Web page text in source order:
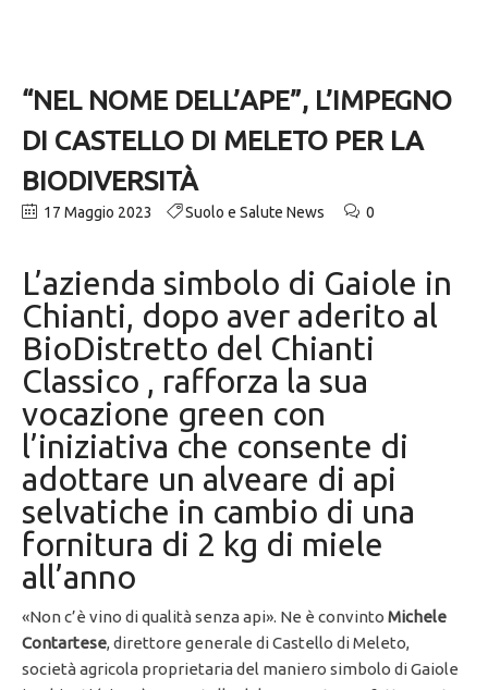
“NEL NOME DELL’APE”, L’IMPEGNO
DI CASTELLO DI MELETO PER LA
BIODIVERSITÀ
17 Maggio 2023 Suolo e Salute News 0
L’azienda simbolo di Gaiole in
Chianti, dopo aver aderito al
BioDistretto del Chianti
Classico , rafforza la sua
vocazione green con
l’iniziativa che consente di
adottare un alveare di api
selvatiche in cambio di una
fornitura di 2 kg di miele
all’anno
«Non c’è vino di qualità senza api». Ne è convinto Michele
Contartese, direttore generale di Castello di Meleto,
società agricola proprietaria del maniero simbolo di Gaiole